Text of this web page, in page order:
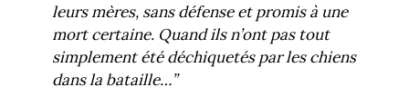
leurs mères, sans défense et promis à une
mort certaine. Quand ils n’ont pas tout
simplement été déchiquetés par les chiens
dans la bataille…”